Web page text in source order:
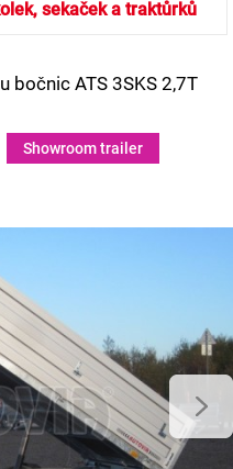
sekaček a traktůrků
bočnic ATS 3SKS 2,7T
Showroom trailer